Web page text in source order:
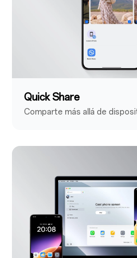
Quick Share
Comparte más allá de